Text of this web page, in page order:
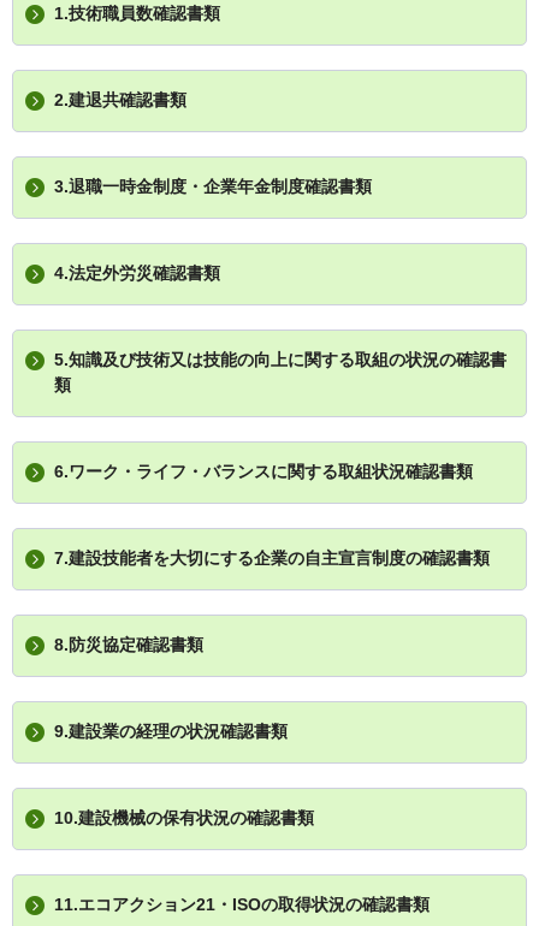
1.技術職員数確認書類
2.建退共確認書類
3.退職一時金制度・企業年金制度確認書類
4.法定外労災確認書類
5.知識及び技術又は技能の向上に関する取組の状況の確認書
類
6.ワーク・ライフ・バランスに関する取組状況確認書類
7.建設技能者を大切にする企業の自主宣言制度の確認書類
8.防災協定確認書類
9.建設業の経理の状況確認書類
10.建設機械の保有状況の確認書類
11.エコアクション21・ISOの取得状況の確認書類